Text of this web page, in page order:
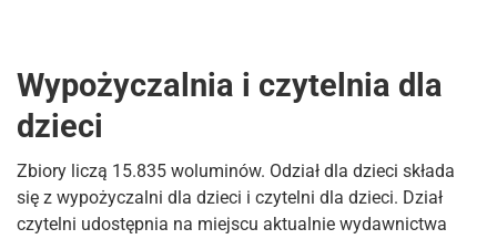
Wypożyczalnia i czytelnia dla
dzieci
Zbiory liczą 15.835 woluminów. Odział dla dzieci składa
się z wypożyczalni dla dzieci i czytelni dla dzieci. Dział
czytelni udostępnia na miejscu aktualnie wydawnictwa